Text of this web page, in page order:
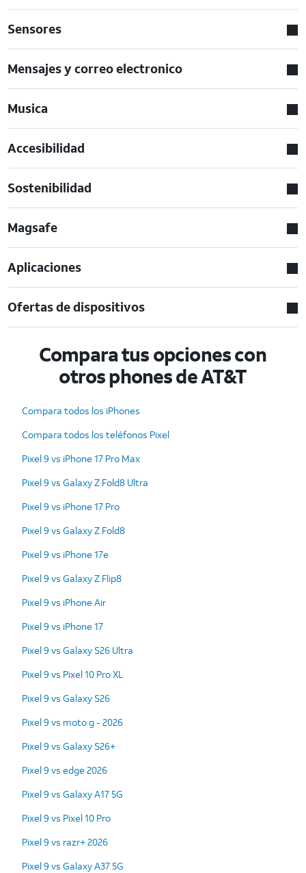
Sensores
Mensajes y correo electronico
Musica
Accesibilidad
Sostenibilidad
Magsafe
Aplicaciones
Ofertas de dispositivos
Compara tus opciones con
otros phones de AT&T
Compara todos los iPhones
Compara todos los teléfonos Pixel
Pixel 9 vs iPhone 17 Pro Max
Pixel 9 vs Galaxy Z Fold8 Ultra
Pixel 9 vs iPhone 17 Pro
Pixel 9 vs Galaxy Z Fold8
Pixel 9 vs iPhone 17e
Pixel 9 vs Galaxy Z Flip8
Pixel 9 vs iPhone Air
Pixel 9 vs iPhone 17
Pixel 9 vs Galaxy S26 Ultra
Pixel 9 vs Pixel 10 Pro XL
Pixel 9 vs Galaxy S26
Pixel 9 vs moto g - 2026
Pixel 9 vs Galaxy S26+
Pixel 9 vs edge 2026
Pixel 9 vs Galaxy A17 5G
Pixel 9 vs Pixel 10 Pro
Pixel 9 vs razr+ 2026
Pixel 9 vs Galaxy A37 5G